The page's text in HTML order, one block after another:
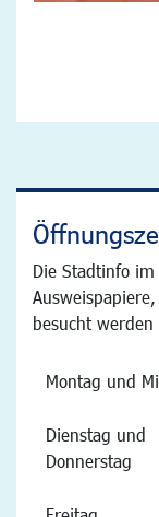
Die Stadtinfo im
besucht
Montag und
Dienstag und
Donnerstag